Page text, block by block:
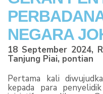
NEGARA
18 September 2024,
Tanjung Piai, pontian
Pertama kali
kepada para